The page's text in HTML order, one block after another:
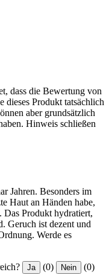
dass die Bewertung von
dieses Produkt tatsächlich
aber grundsätzlich
Hinweis schließen
Jahren. Besonders im
Haut an Händen habe,
Das Produkt hydratiert,
Geruch ist dezent und
Werde es
Ja (0) Nein (0)